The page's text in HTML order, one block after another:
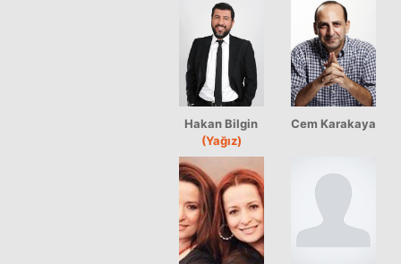
Hakan Bilgin
(Yağız)
Cem Karakaya